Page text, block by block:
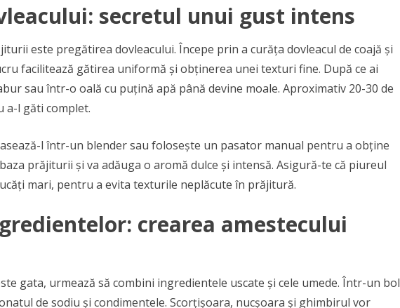
secretul unui gust intens
este pregătirea dovleacului. Începe prin a curăța dovleacul de coajă și
facilitează gătirea uniformă și obținerea unei texturi fine. După ce ai
sau într-o oală cu puțină apă până devine moale. Aproximativ 20-30 de
a-l găti complet.
l într-un blender sau folosește un pasator manual pentru a obține
prăjiturii și va adăuga o aromă dulce și intensă. Asigură-te că piureul
mari, pentru a evita texturile neplăcute în prăjitură.
crearea amestecului
gata, urmează să combini ingredientele uscate și cele umede. Într-un bol
de sodiu și condimentele. Scorțișoara, nucșoara și ghimbirul vor